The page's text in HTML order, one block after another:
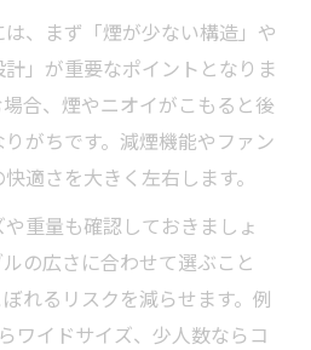
びで煙を最小限に抑える方
吸煙ファン機能のメリット
気を快適に保つ使い方
グリル活用術
に演出するグリル選びのコ
卓のインテリアになる理由
、まず「煙が少ない構造」や
計」が重要なポイントとなりま
合、煙やニオイがこもると後
がちです。減煙機能やファン
適さを大きく左右します。
重量も確認しておきましょ
の広さに合わせて選ぶこと
れるリスクを減らせます。例
ワイドサイズ、少人数ならコ